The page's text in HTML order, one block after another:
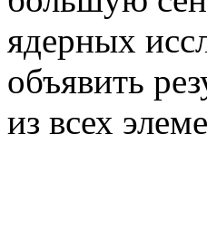
ядерных
объявить
из всех